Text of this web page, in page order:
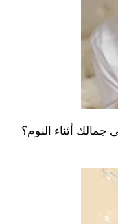
جمالك أثناء النوم؟